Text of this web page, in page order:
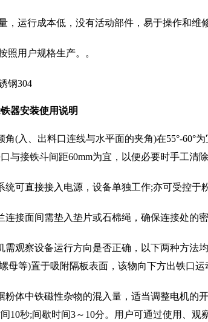
，运行成本低，没有活动部件，易于操作和维
照用户规格生产。。
钢304
器安装使用说明
角(入、出料口连线与水平面的夹角)在55°-
与接铁斗间距60mm为宜，以便必要时手工清
统可直接接入电源，设备单独工作;亦可受控于
连接面间需垫入垫片或石棉绳，确保连接处的
需观察设备运行方向是否正确，以下两种方法
母等)置于吸附隔板表面，该物向下方出铁口
粉体中铁磁性杂物的混入量，适当调整电机的
10秒;间歇时间3～10分。用户可通过使用、